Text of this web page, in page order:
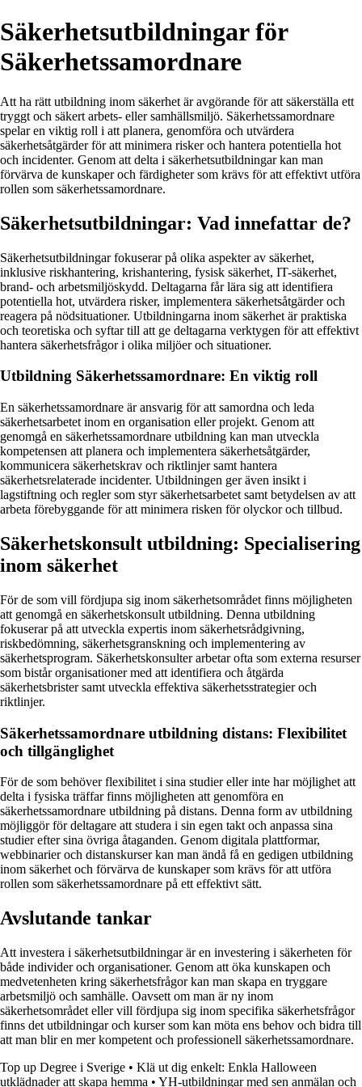
Säkerhetsutbildningar för
Säkerhetssamordnare
Att ha rätt utbildning inom säkerhet är avgörande för att säkerställa ett
tryggt och säkert arbets- eller samhällsmiljö. Säkerhetssamordnare
spelar en viktig roll i att planera, genomföra och utvärdera
säkerhetsåtgärder för att minimera risker och hantera potentiella hot
och incidenter. Genom att delta i säkerhetsutbildningar kan man
förvärva de kunskaper och färdigheter som krävs för att effektivt utföra
rollen som säkerhetssamordnare.
Säkerhetsutbildningar: Vad innefattar de?
Säkerhetsutbildningar fokuserar på olika aspekter av säkerhet,
inklusive riskhantering, krishantering, fysisk säkerhet, IT-säkerhet,
brand- och arbetsmiljöskydd. Deltagarna får lära sig att identifiera
potentiella hot, utvärdera risker, implementera säkerhetsåtgärder och
reagera på nödsituationer. Utbildningarna inom säkerhet är praktiska
och teoretiska och syftar till att ge deltagarna verktygen för att effektivt
hantera säkerhetsfrågor i olika miljöer och situationer.
Utbildning Säkerhetssamordnare: En viktig roll
En säkerhetssamordnare är ansvarig för att samordna och leda
säkerhetsarbetet inom en organisation eller projekt. Genom att
genomgå en säkerhetssamordnare utbildning kan man utveckla
kompetensen att planera och implementera säkerhetsåtgärder,
kommunicera säkerhetskrav och riktlinjer samt hantera
säkerhetsrelaterade incidenter. Utbildningen ger även insikt i
lagstiftning och regler som styr säkerhetsarbetet samt betydelsen av att
arbeta förebyggande för att minimera risken för olyckor och tillbud.
Säkerhetskonsult utbildning: Specialisering
inom säkerhet
För de som vill fördjupa sig inom säkerhetsområdet finns möjligheten
att genomgå en säkerhetskonsult utbildning. Denna utbildning
fokuserar på att utveckla expertis inom säkerhetsrådgivning,
riskbedömning, säkerhetsgranskning och implementering av
säkerhetsprogram. Säkerhetskonsulter arbetar ofta som externa resurser
som bistår organisationer med att identifiera och åtgärda
säkerhetsbrister samt utveckla effektiva säkerhetsstrategier och
riktlinjer.
Säkerhetssamordnare utbildning distans: Flexibilitet
och tillgänglighet
För de som behöver flexibilitet i sina studier eller inte har möjlighet att
delta i fysiska träffar finns möjligheten att genomföra en
säkerhetssamordnare utbildning på distans. Denna form av utbildning
möjliggör för deltagare att studera i sin egen takt och anpassa sina
studier efter sina övriga åtaganden. Genom digitala plattformar,
webbinarier och distanskurser kan man ändå få en gedigen utbildning
inom säkerhet och förvärva de kunskaper som krävs för att utföra
rollen som säkerhetssamordnare på ett effektivt sätt.
Avslutande tankar
Att investera i säkerhetsutbildningar är en investering i säkerheten för
både individer och organisationer. Genom att öka kunskapen och
medvetenheten kring säkerhetsfrågor kan man skapa en tryggare
arbetsmiljö och samhälle. Oavsett om man är ny inom
säkerhetsområdet eller vill fördjupa sig inom specifika säkerhetsfrågor
finns det utbildningar och kurser som kan möta ens behov och bidra till
att man blir en mer kompetent och professionell säkerhetssamordnare.
Top up Degree i Sverige • Klä ut dig enkelt: Enkla Halloween
utklädnader att skapa hemma • YH-utbildningar med sen anmälan och